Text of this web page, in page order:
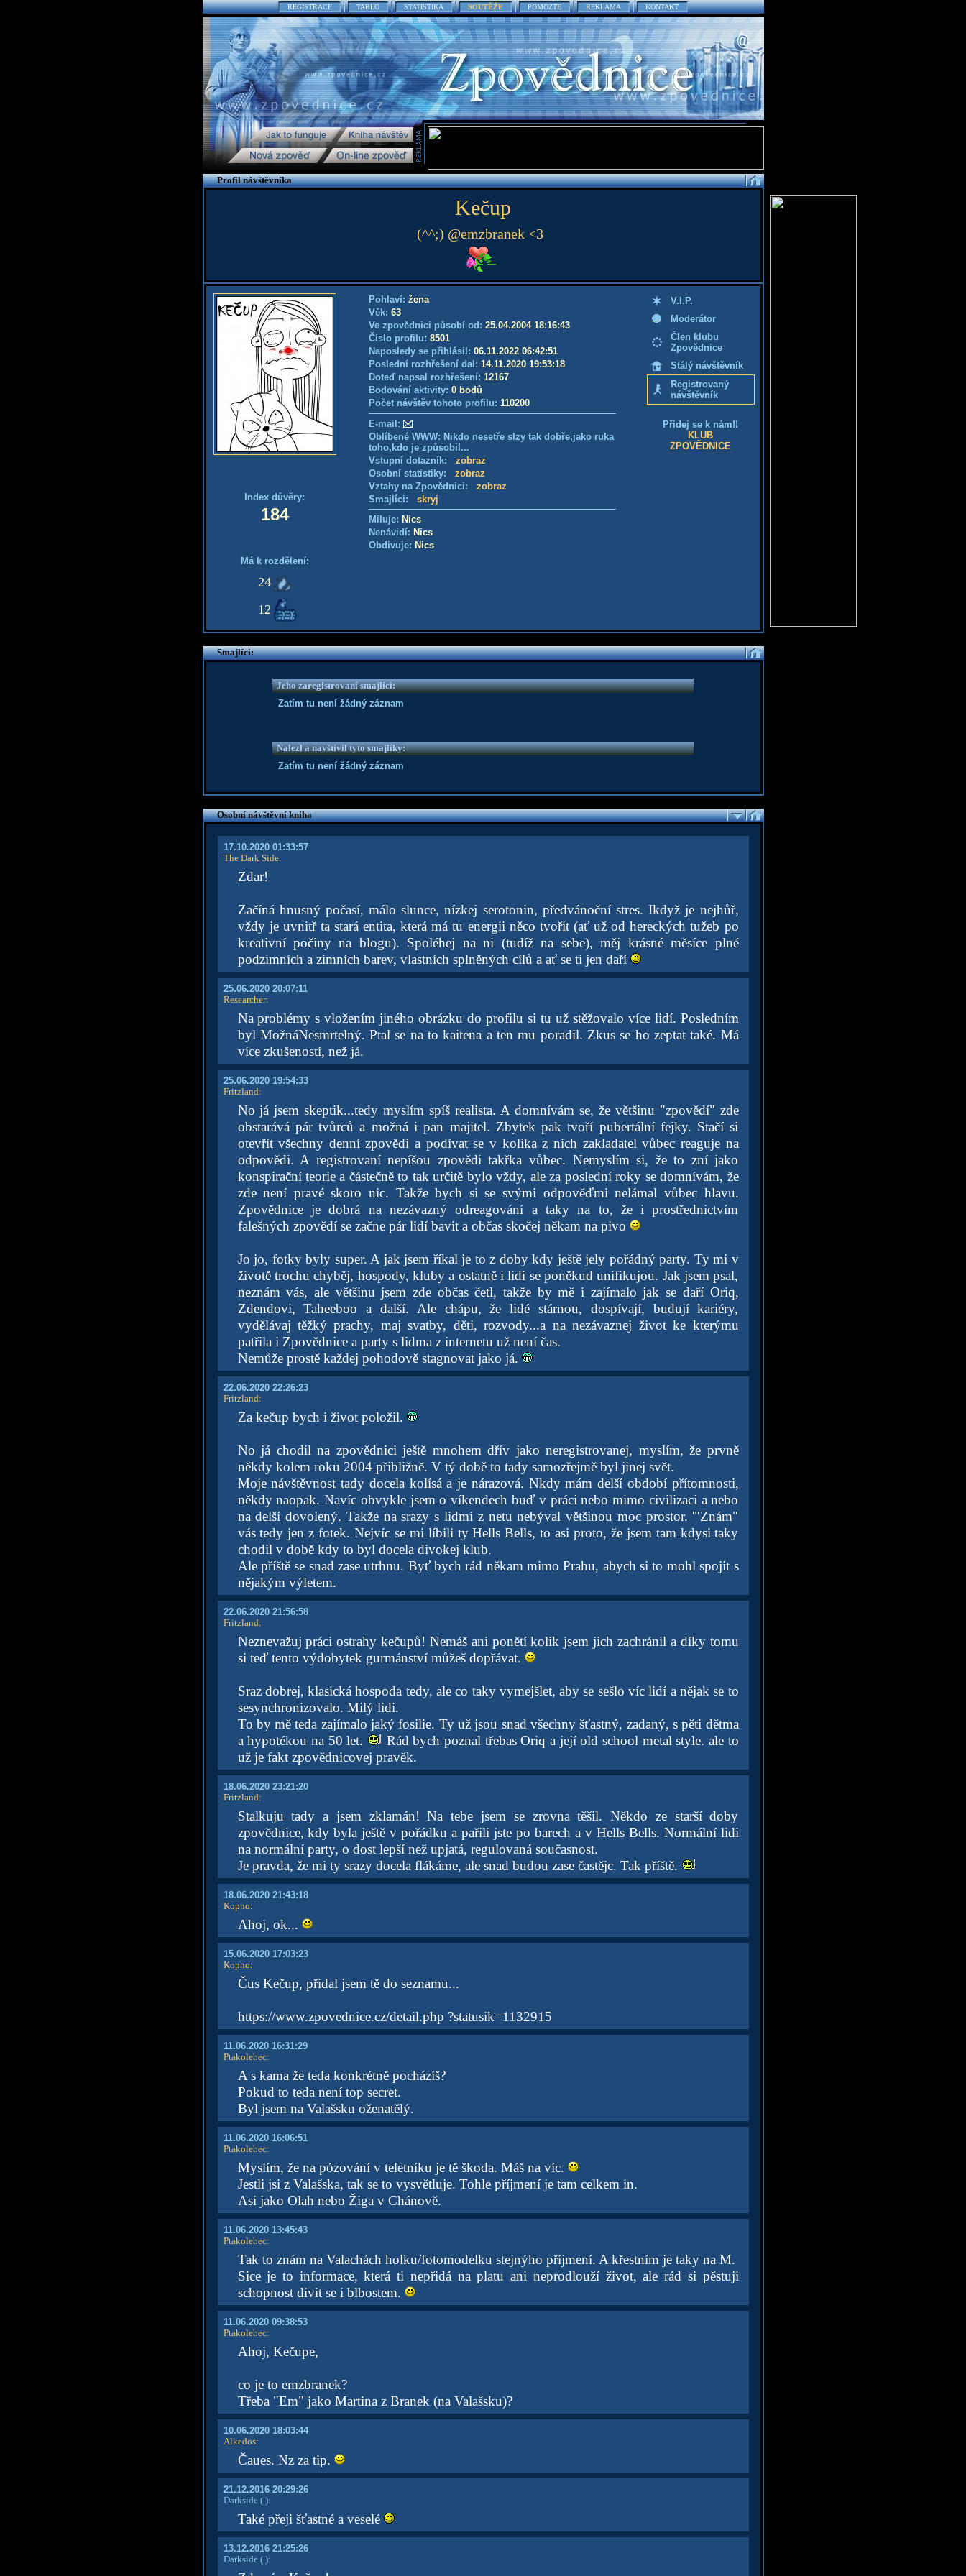
REGISTRACE TABLO STATISTIKA SOUTĚŽE POMOZTE REKLAMA KONTAKT
Profil návštěvníka
Kečup
(^^;) @emzbranek <3
Index důvěry:
184
Má k rozdělení:
24
12
Pohlaví: žena
Věk: 63
Ve zpovědnici působí od: 25.04.2004 18:16:43
Číslo profilu: 8501
Naposledy se přihlásil: 06.11.2022 06:42:51
Poslední rozhřešení dal: 14.11.2020 19:53:18
Doteď napsal rozhřešení: 12167
Bodování aktivity: 0 bodů
Počet návštěv tohoto profilu: 110200
E-mail:
Oblíbené WWW: Nikdo nesetře slzy tak dobře,jako ruka
toho,kdo je způsobil...
Vstupní dotazník: zobraz
Osobní statistiky: zobraz
Vztahy na Zpovědnici: zobraz
Smajlíci: skryj
Miluje: Nics
Nenávidí: Nics
Obdivuje: Nics
V.I.P.
Moderátor
Člen klubu
Zpovědnice
Stálý návštěvník
Registrovaný
návštěvník
Přidej se k nám!!
KLUB
ZPOVĚDNICE
Smajlíci:
Jeho zaregistrovaní smajlíci:
Zatím tu není žádný záznam
Nalezl a navštívil tyto smajlíky:
Zatím tu není žádný záznam
Osobní návštěvní kniha
17.10.2020 01:33:57
The Dark Side:
Zdar!
Začíná hnusný počasí, málo slunce, nízkej serotonin, předvánoční stres. Ikdyž je nejhůř,
vždy je uvnitř ta stará entita, která má tu energii něco tvořit (ať už od hereckých tužeb po
kreativní počiny na blogu). Spoléhej na ni (tudíž na sebe), měj krásné měsíce plné
podzimních a zimních barev, vlastních splněných cílů a ať se ti jen daří
25.06.2020 20:07:11
Researcher:
Na problémy s vložením jiného obrázku do profilu si tu už stěžovalo více lidí. Posledním
byl MožnáNesmrtelný. Ptal se na to kaitena a ten mu poradil. Zkus se ho zeptat také. Má
více zkušeností, než já.
25.06.2020 19:54:33
Fritzland:
No já jsem skeptik...tedy myslím spíš realista. A domnívám se, že většinu "zpovědí" zde
obstarává pár tvůrců a možná i pan majitel. Zbytek pak tvoří pubertální fejky. Stačí si
otevřít všechny denní zpovědi a podívat se v kolika z nich zakladatel vůbec reaguje na
odpovědi. A registrovaní nepíšou zpovědi takřka vůbec. Nemyslím si, že to zní jako
konspirační teorie a částečně to tak určitě bylo vždy, ale za poslední roky se domnívám, že
zde není pravé skoro nic. Takže bych si se svými odpověďmi nelámal vůbec hlavu.
Zpovědnice je dobrá na nezávazný odreagování a taky na to, že i prostřednictvím
falešných zpovědí se začne pár lidí bavit a občas skočej někam na pivo
Jo jo, fotky byly super. A jak jsem říkal je to z doby kdy ještě jely pořádný party. Ty mi v
životě trochu chyběj, hospody, kluby a ostatně i lidi se poněkud unifikujou. Jak jsem psal,
neznám vás, ale většinu jsem zde občas četl, takže by mě i zajímalo jak se daří Oriq,
Zdendovi, Taheeboo a další. Ale chápu, že lidé stárnou, dospívají, budují kariéry,
vydělávaj těžký prachy, maj svatby, děti, rozvody...a na nezávaznej život ke kterýmu
patřila i Zpovědnice a party s lidma z internetu už není čas.
Nemůže prostě každej pohodově stagnovat jako já.
22.06.2020 22:26:23
Fritzland:
Za kečup bych i život položil.
No já chodil na zpovědnici ještě mnohem dřív jako neregistrovanej, myslím, že prvně
někdy kolem roku 2004 přibližně. V tý době to tady samozřejmě byl jinej svět.
Moje návštěvnost tady docela kolísá a je nárazová. Nkdy mám delší období přítomnosti,
někdy naopak. Navíc obvykle jsem o víkendech buď v práci nebo mimo civilizaci a nebo
na delší dovolený. Takže na srazy s lidmi z netu nebýval většinou moc prostor. '"Znám"
vás tedy jen z fotek. Nejvíc se mi líbili ty Hells Bells, to asi proto, že jsem tam kdysi taky
chodil v době kdy to byl docela divokej klub.
Ale příště se snad zase utrhnu. Byť bych rád někam mimo Prahu, abych si to mohl spojit s
nějakým výletem.
22.06.2020 21:56:58
Fritzland:
Neznevažuj práci ostrahy kečupů! Nemáš ani ponětí kolik jsem jich zachránil a díky tomu
si teď tento výdobytek gurmánství můžeš dopřávat.
Sraz dobrej, klasická hospoda tedy, ale co taky vymejšlet, aby se sešlo víc lidí a nějak se to
sesynchronizovalo. Milý lidi.
To by mě teda zajímalo jaký fosilie. Ty už jsou snad všechny šťastný, zadaný, s pěti dětma
a hypotékou na 50 let.
Rád bych poznal třebas Oriq a její old school metal style. ale to
už je fakt zpovědnicovej pravěk.
18.06.2020 23:21:20
Fritzland:
Stalkuju tady a jsem zklamán! Na tebe jsem se zrovna těšil. Někdo ze starší doby
zpovědnice, kdy byla ještě v pořádku a pařili jste po barech a v Hells Bells. Normální lidi
na normální party, o dost lepší než upjatá, regulovaná současnost.
Je pravda, že mi ty srazy docela flákáme, ale snad budou zase častějc. Tak příště.
18.06.2020 21:43:18
Kopho:
Ahoj, ok...
15.06.2020 17:03:23
Kopho:
Čus Kečup, přidal jsem tě do seznamu...
https://www.zpovednice.cz/detail.php ?statusik=1132915
11.06.2020 16:31:29
Ptakolebec:
A s kama že teda konkrétně pocházíš?
Pokud to teda není top secret.
Byl jsem na Valašsku oženatělý.
11.06.2020 16:06:51
Ptakolebec:
Myslím, že na pózování v teletníku je tě škoda. Máš na víc.
Jestli jsi z Valašska, tak se to vysvětluje. Tohle příjmení je tam celkem in.
Asi jako Olah nebo Žiga v Chánově.
11.06.2020 13:45:43
Ptakolebec:
Tak to znám na Valachách holku/fotomodelku stejnýho příjmení. A křestním je taky na M.
Sice je to informace, která ti nepřidá na platu ani neprodlouží život, ale rád si pěstuji
schopnost divit se i blbostem.
11.06.2020 09:38:53
Ptakolebec:
Ahoj, Kečupe,
co je to emzbranek?
Třeba "Em" jako Martina z Branek (na Valašsku)?
10.06.2020 18:03:44
Alkedos:
Čaues. Nz za tip.
21.12.2016 20:29:26
Darkside( ):
Také přeji šťastné a veselé
13.12.2016 21:25:26
Darkside( ):